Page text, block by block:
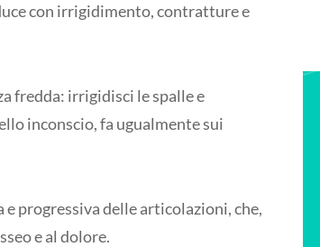
con irrigidimento, contratture e
fredda: irrigidisci le spalle e
inconscio, fa ugualmente sui
e progressiva delle articolazioni, che,
e al dolore.